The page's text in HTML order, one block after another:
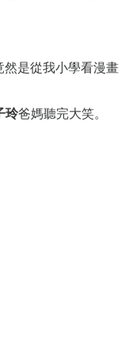
然是從我小學看漫畫
玲爸媽聽完大笑。